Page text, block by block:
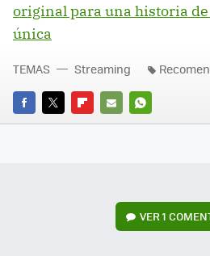
original para una historia
única
FACEBOOK
TWITTERFLIPBOARD
E-
WHATSAPP
TEMAS Streaming
VER1